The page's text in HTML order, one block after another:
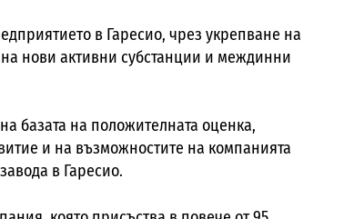
в Гаресио, чрез укрепване на
нови активни субстанции и междинни
базата на положителната оценка,
и на възможностите на компанията
в Гаресио.